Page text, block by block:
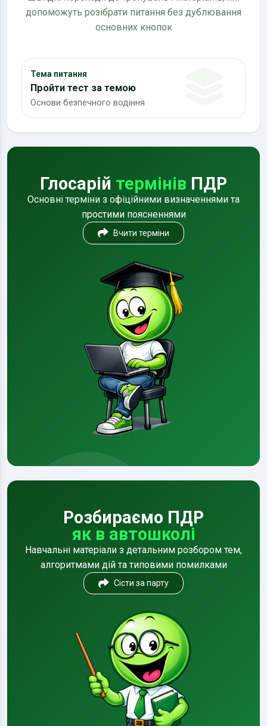
допоможуть розібрати питання без дублювання
основних кнопок
Тема питання
Пройти тест за темою
Основи безпечного водіння
Глосарій термінів ПДР
Основні терміни з офіційними визначеннями та
простими поясненнями
Вчити терміни
Розбираємо ПДР
як в автошколі
Навчальні матеріали з детальним розбором тем,
алгоритмами дій та типовими помилками
Сісти за парту